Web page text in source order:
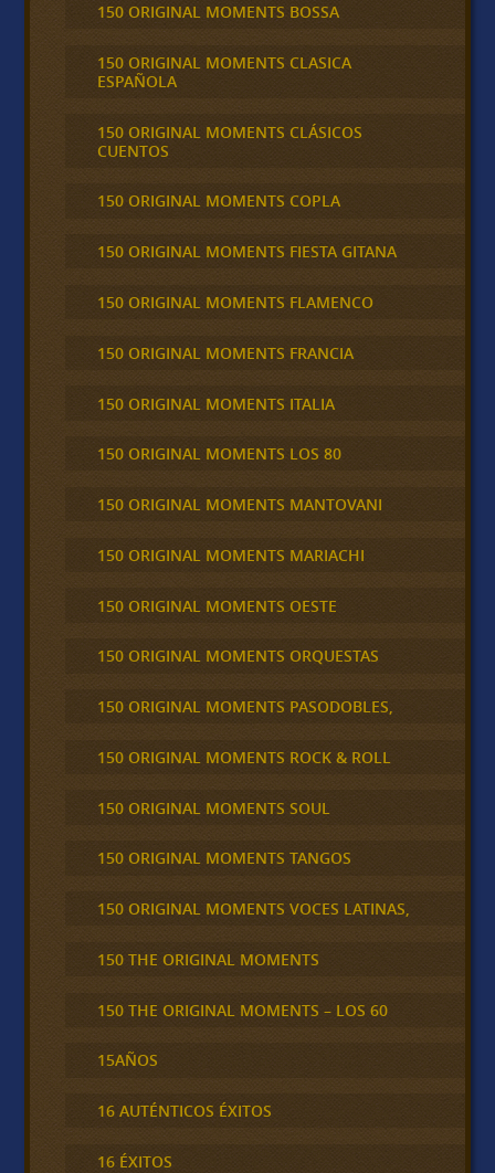
150 ORIGINAL MOMENTS BOSSA
150 ORIGINAL MOMENTS CLASICA
ESPAÑOLA
150 ORIGINAL MOMENTS CLÁSICOS
CUENTOS
150 ORIGINAL MOMENTS COPLA
150 ORIGINAL MOMENTS FIESTA GITANA
150 ORIGINAL MOMENTS FLAMENCO
150 ORIGINAL MOMENTS FRANCIA
150 ORIGINAL MOMENTS ITALIA
150 ORIGINAL MOMENTS LOS 80
150 ORIGINAL MOMENTS MANTOVANI
150 ORIGINAL MOMENTS MARIACHI
150 ORIGINAL MOMENTS OESTE
150 ORIGINAL MOMENTS ORQUESTAS
150 ORIGINAL MOMENTS PASODOBLES,
150 ORIGINAL MOMENTS ROCK & ROLL
150 ORIGINAL MOMENTS SOUL
150 ORIGINAL MOMENTS TANGOS
150 ORIGINAL MOMENTS VOCES LATINAS,
150 THE ORIGINAL MOMENTS
150 THE ORIGINAL MOMENTS – LOS 60
15AÑOS
16 AUTÉNTICOS ÉXITOS
16 ÉXITOS